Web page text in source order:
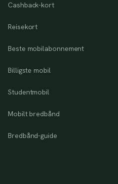
Cashback-kort
Reisekort
Beste mobilabonnement
Billigste mobil
Studentmobil
Mobilt bredbånd
Bredbånd-guide